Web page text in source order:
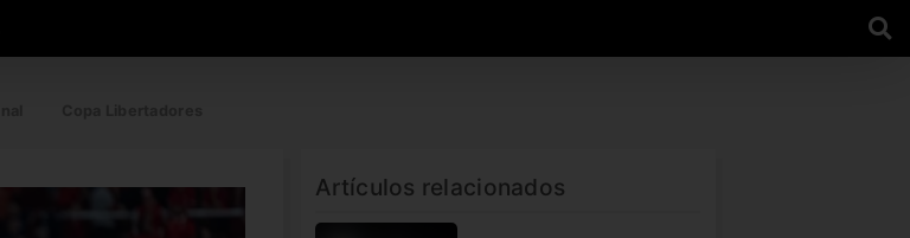
Artículos relacionados